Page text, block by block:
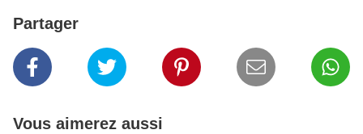
Partager
Vous aimerez aussi